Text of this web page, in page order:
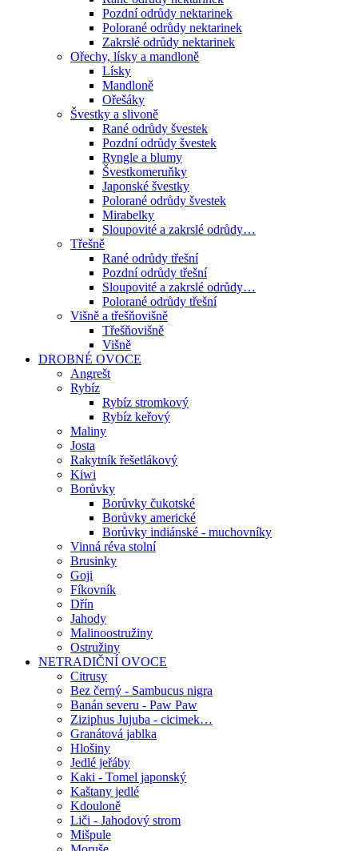
Pozdní odrůdy nektarinek
Polorané odrůdy nektarinek
Zakrslé odrůdy nektarinek
Ořechy, lísky a mandloně
Lísky
Mandloně
Ořešáky
Švestky a slivoně
Rané odrůdy švestek
Pozdní odrůdy švestek
Ryngle a blumy
Švestkomeruňky
Japonské švestky
Polorané odrůdy švestek
Mirabelky
Sloupovité a zakrslé odrůdy…
Třešně
Rané odrůdy třešní
Pozdní odrůdy třešní
Sloupovité a zakrslé odrůdy…
Polorané odrůdy třešní
Višně a třešňovišně
Třešňovišně
Višně
DROBNÉ OVOCE
Angrešt
Rybíz
Rybíz stromkový
Rybíz keřový
Maliny
Josta
Rakytník řešetlákový
Kiwi
Borůvky
Borůvky čukotské
Borůvky americké
Borůvky indiánské - muchovníky
Vinná réva stolní
Brusinky
Goji
Fíkovník
Dřín
Jahody
Malinoostružiny
Ostružiny
NETRADIČNÍ OVOCE
Citrusy
Bez černý - Sambucus nigra
Banán severu - Paw Paw
Ziziphus Jujuba - cicimek…
Granátová jablka
Hlošiny
Jedlé jeřáby
Kaki - Tomel japonský
Kaštany jedlé
Kdouloně
Liči - Jahodový strom
Mišpule